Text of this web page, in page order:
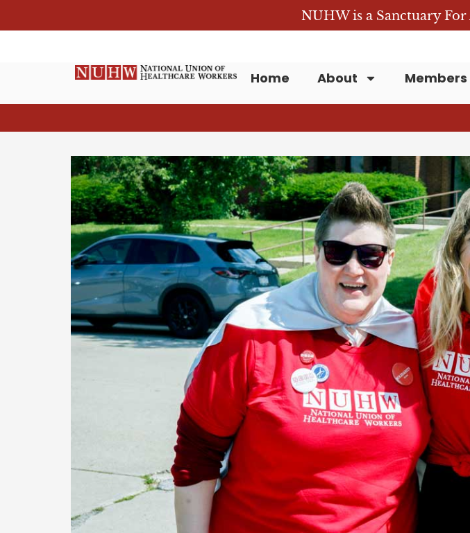
NUHW is a Sanctuary For
Home About Members